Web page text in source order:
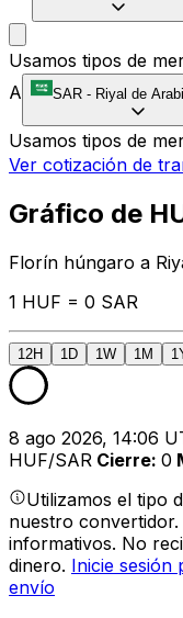
Usamos tipos de
A
SAR - Riyal de
Usamos tipos de
Ver cotización de
Gráfico de
Florín húngaro a
1 HUF = 0 SAR
12H 1D 1W 1M
8 ago 2026, 14:06
HUF/SAR Cierre: 0
Utilizamos el tipo
nuestro
informativos. No
dinero. Inicie sesión
envío